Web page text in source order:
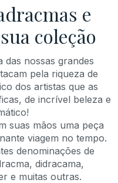
e
coleção
das nossas grandes
pela riqueza de
dos artistas que as
de incrível beleza e
suas mãos uma peça
viagem no tempo.
denominações de
didracama,
e muitas outras.